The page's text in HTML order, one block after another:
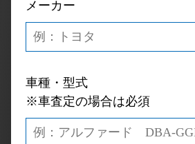
メーカー
車種・型式
※車査定の場合は必須